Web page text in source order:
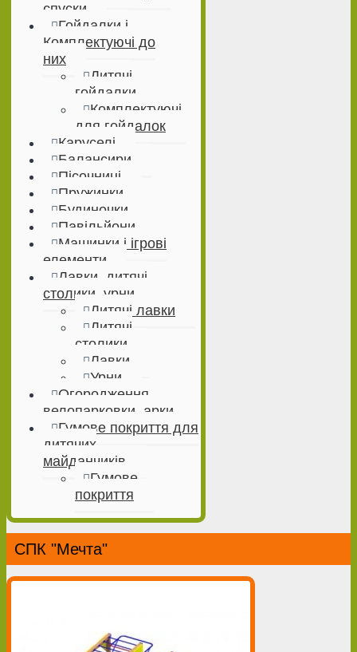
спуски
Гойдалки і
Комплектуючі до
них
Дитячі
гойдалки
Комплектуючі
для гойдалок
Каруселі
Балансири
Пісочниці
Пружинки
Будиночки
Павільйони
Машинки і ігрові
елементи
Лавки, дитячі
столики, урни
Дитячі лавки
Дитячі
столики
Лавки
Урни
Огородження,
велопарковки, арки
Гумове покриття для
дитячих
майданчиків
Гумове
покриття
СПК "Мечта"